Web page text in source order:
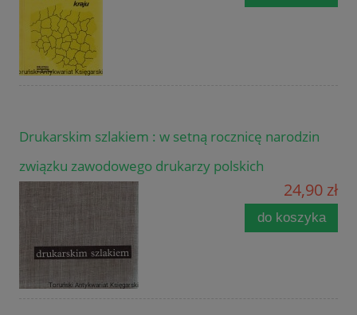
Drukarskim szlakiem : w setną rocznicę narodzin
związku zawodowego drukarzy polskich
24,90 zł
do koszyka